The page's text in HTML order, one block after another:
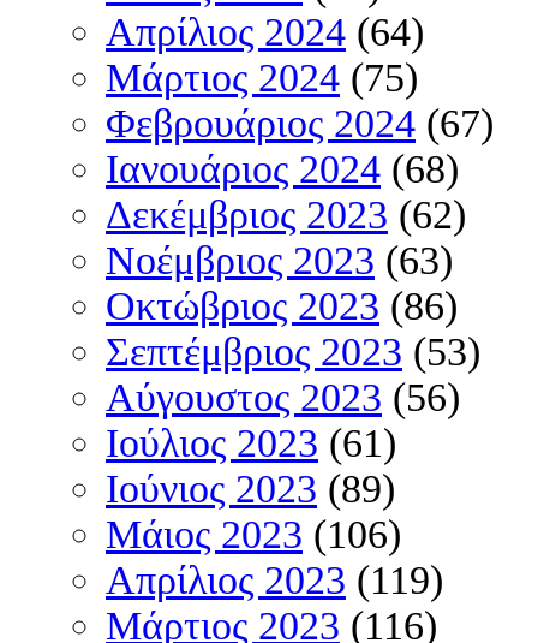
Απρίλιος 2024 (64)
Μάρτιος 2024 (75)
Φεβρουάριος 2024 (67)
Ιανουάριος 2024 (68)
Δεκέμβριος 2023 (62)
Νοέμβριος 2023 (63)
Οκτώβριος 2023 (86)
Σεπτέμβριος 2023 (53)
Αύγουστος 2023 (56)
Ιούλιος 2023 (61)
Ιούνιος 2023 (89)
Μάιος 2023 (106)
Απρίλιος 2023 (119)
Μάρτιος 2023 (116)